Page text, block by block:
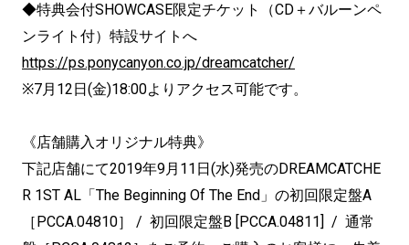
◆特典会付SHOWCASE限定チケット（CD＋バルーンペ
ンライト付）特設サイトへ
https://ps.ponycanyon.co.jp/dreamcatcher/
※7月12日(金)18:00よりアクセス可能です。
《店舗購入オリジナル特典》
下記店舗にて2019年9月11日(水)発売のDREAMCATCHE
R 1ST AL「The Beginning Of The End」の初回限定盤A
［PCCA.04810］ / 初回限定盤B [PCCA.04811] / 通常